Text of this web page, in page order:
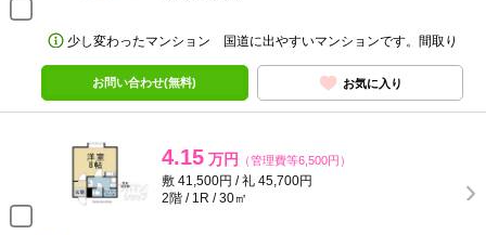
少し変わったマンション 国道に出やすいマンションです。間取り
お問い合わせ(無料) お気に入り
4.15 万円 （管理費等6,500円）
敷 41,500円 / 礼 45,700円
2階 / 1R / 30㎡